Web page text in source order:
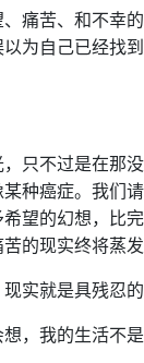
痛苦、和不幸
为自己已经找
只不过是在那
种癌症。我们
望的幻想，比
的现实终将蒸
实就是具残忍的
，我的生活不